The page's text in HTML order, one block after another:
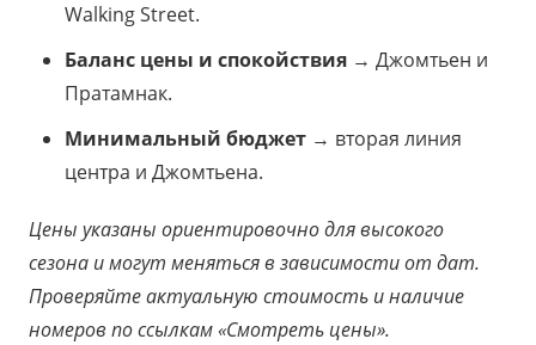
Walking Street.
Баланс цены и спокойствия → Джомтьен и
Пратамнак.
Минимальный бюджет → вторая линия
центра и Джомтьена.
Цены указаны ориентировочно для высокого
сезона и могут меняться в зависимости от дат.
Проверяйте актуальную стоимость и наличие
номеров по ссылкам «Смотреть цены».